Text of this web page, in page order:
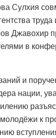
Сулхия
труда
Джавохир
в
и
нации,
к